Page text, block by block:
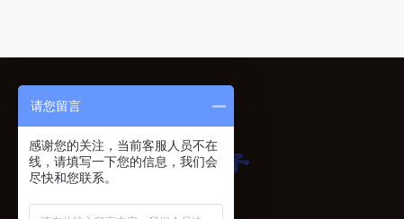
请您留言
感谢您的关注，当前客服人员不在
线，请填写一下您的信息，我们会
尽快和您联系。